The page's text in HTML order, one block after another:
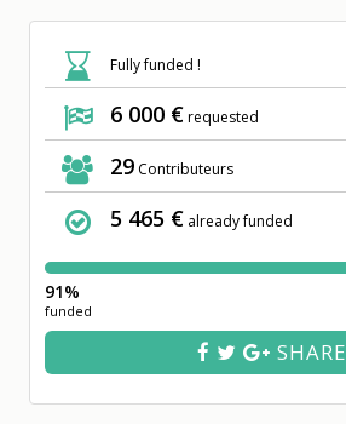
Fully funded !
6 000 €requested
29 Contributeurs
5 465 € already funded
91%
funded
SHARE